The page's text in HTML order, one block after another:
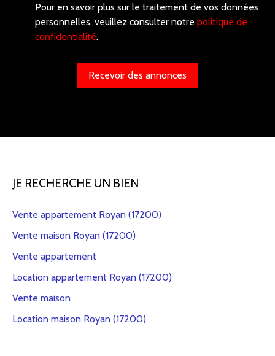
Pour en savoir plus sur le traitement de vos données
personnelles, veuillez consulter notre politique de
confidentialité.
Recevoir des annonces
JE RECHERCHE UN BIEN
Vente appartement Royan (17200)
Vente maison Royan (17200)
Vente appartement
Location appartement Royan (17200)
Vente maison
Location maison Royan (17200)